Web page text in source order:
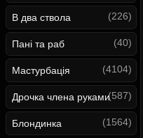
В два ствола (226)
Пані та раб (40)
Мастурбація (4104)
Дрочка члена руками(587)
Блондинка (1564)